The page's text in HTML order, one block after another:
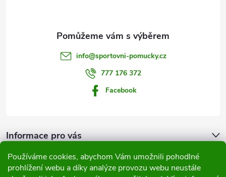
Používáme cookies, abychom Vám umožnili pohodlné
prohlížení webu a díky analýze provozu webu neustále
info@sportovni-pomucky.cz
777 176 372
Facebook
Informace pro vás
Přijímáme online platby